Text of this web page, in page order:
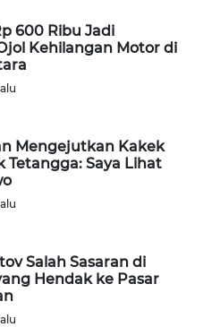
600 Ribu Jadi
Kehilangan Motor di
Mengejutkan Kakek
Tetangga: Saya Lihat
Salah Sasaran di
Hendak ke Pasar